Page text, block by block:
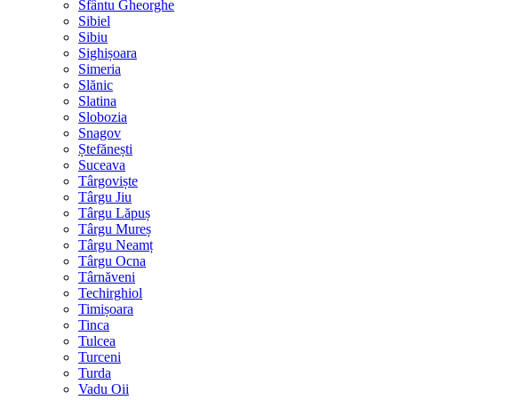
Sfântu Gheorghe
Sibiel
Sibiu
Sighișoara
Simeria
Slănic
Slatina
Slobozia
Snagov
Ștefănești
Suceava
Târgoviște
Târgu Jiu
Târgu Lăpuș
Târgu Mureș
Târgu Neamț
Târgu Ocna
Târnăveni
Techirghiol
Timișoara
Tinca
Tulcea
Turceni
Turda
Vadu Oii